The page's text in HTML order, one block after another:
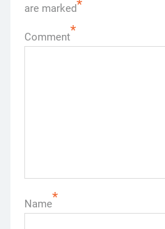
are marked*
Comment*
Name*